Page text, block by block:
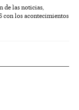
de las noticias,
con los acontecimientos